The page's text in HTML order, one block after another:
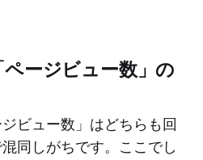
ページビュー数」の
ビュー数」はどちらも回
同しがちです。ここでし